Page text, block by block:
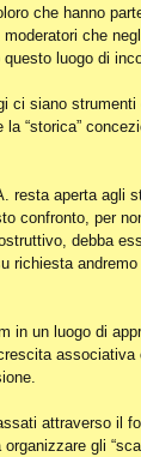
che hanno
che
luogo di
ci siano strumenti
“storica”
resta aperta agli
confronto, per
debba
richiesta
in un luogo di
associativa
attraverso il
gli